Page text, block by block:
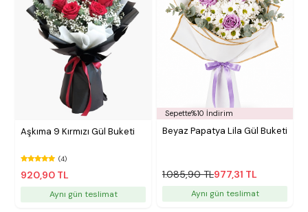
Aşkıma 9 Kırmızı Gül Buketi
(4)
920,90 TL
Aynı gün teslimat
Sepette%10 İndirim
Beyaz Papatya Lila Gül Buketi
1.085,90 TL977,31 TL
Aynı gün teslimat